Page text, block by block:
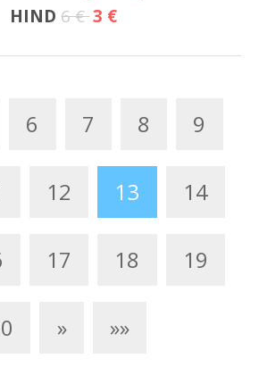
HIND 6 €3 €
6 7 8 9
12 13 14
17 18 19
» »»